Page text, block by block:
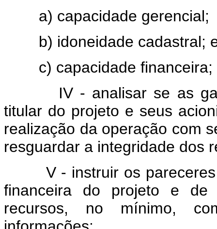
a) capacidade gerencial;
b) idoneidade cadastral;
c) capacidade financeira;
IV - analisar se as
titular do projeto e seus
realização da operação com
resguardar a integridade dos
V - instruir os pareceres
financeira do projeto e
recursos, no mínimo,